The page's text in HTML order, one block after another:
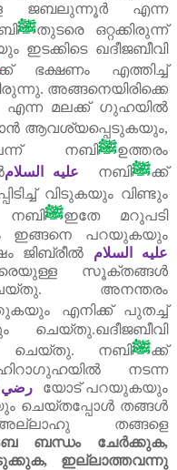
ജബലുന്നൂർ എന്ന
ﷺതുടരെ ഒറ്റക്കിരുന്ന്
ഖദീജബീവി
ഭക്ഷണം എത്തിച്ച്
അങ്ങനെയിരിക്കെ
എന്ന മലക്ക്‌ ഗുഹയിൽ
ആവശ്യപ്പെടുകയും,
നബിﷺഉത്തരം
عليه السلام നബിﷺക്ക്‌
വിടുകയും വിണ്ടും
ﷺഇതേ മറുപടി
ഇങ്ങനെ പറയുകയും
ജിബ്‌രീൽ عليه السلام
സൂക്തങ്ങൾ
അനന്തരം
എനിക്ക്‌ പുതച്ച്‌
ചെയ്തു. നബിﷺക്ക്‌
നടന്ന
رضي
യോട്‌ പറയുകയും
ചെയ്തപ്പോൾ തങ്ങൾ
അല്ലാഹു തങ്ങളെ
ബന്ധം ചേർക്കുക,
, ഇല്ലാത്തവന്നു